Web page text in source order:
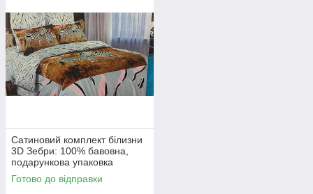
Сатиновий комплект білизни
3D Зебри: 100% бавовна,
подарункова упаковка
двоспальний - євро
Готово до відправки